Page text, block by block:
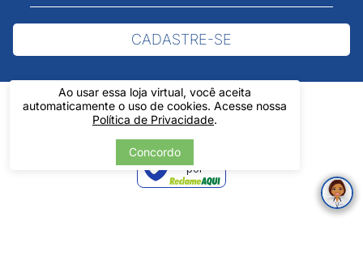
Ao usar essa loja virtual, você aceita
automaticamente o uso de cookies. Acesse nossa
Política de Privacidade.
Concordo
CADASTRE-SE
Verificada
por